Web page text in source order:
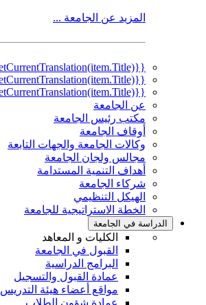
المزيد عن الجامعة ...
{{mmc.getCurrentTranslation(item.Title)}}
{{mmc.getCurrentTranslation(item.Title)}}
{{mmc.getCurrentTranslation(item.Title)}}
عن الجامعة
مكتب رئيس الجامعة
أوقاف الجامعة
وكالات الجامعة والجهات التابعة
مجالس ولجان الجامعة
أهداف التنمية المستدامة
شركاء الجامعة
الهيكل التنظيمي
الخطة الاستراتيجية للجامعة
الدراسة في الجامعة
الكليات و المعاهد
القبول في الجامعة
البرامج الدراسية
عمادة القبول والتسجيل
مواقع أعضاء هيئة التدريس
عمادة شؤون الطلاب